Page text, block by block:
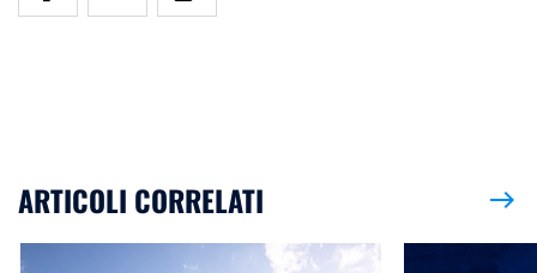
ARTICOLI CORRELATI east